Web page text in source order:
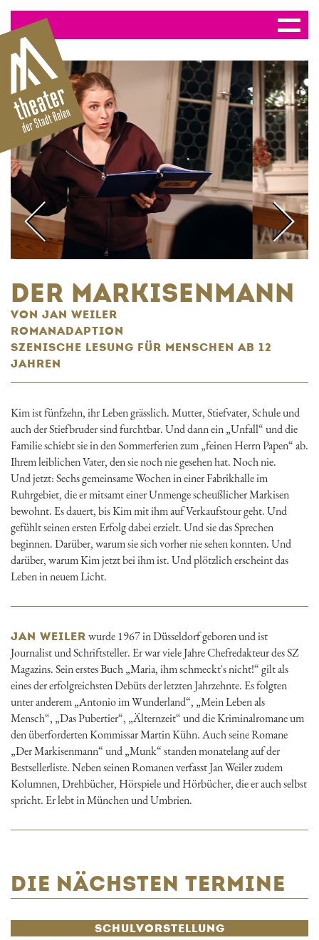
DER MARKISENMANN
VON JAN WEILER
ROMANADAPTION
SZENISCHE LESUNG FÜR MENSCHEN AB 12
JAHREN
Kim ist fünfzehn, ihr Leben grässlich. Mutter, Stiefvater, Schule und
auch der Stiefbruder sind furchtbar. Und dann ein „Unfall“ und die
Familie schiebt sie in den Sommerferien zum „feinen Herrn Papen“ ab.
Ihrem leiblichen Vater, den sie noch nie gesehen hat. Noch nie.
Und jetzt: Sechs gemeinsame Wochen in einer Fabrikhalle im
Ruhrgebiet, die er mitsamt einer Unmenge scheußlicher Markisen
bewohnt. Es dauert, bis Kim mit ihm auf Verkaufstour geht. Und
gefühlt seinen ersten Erfolg dabei erzielt. Und sie das Sprechen
beginnen. Darüber, warum sie sich vorher nie sehen konnten. Und
darüber, warum Kim jetzt bei ihm ist. Und plötzlich erscheint das
Leben in neuem Licht.
JAN WEILER wurde 1967 in Düsseldorf geboren und ist
Journalist und Schriftsteller. Er war viele Jahre Chefredakteur des SZ
Magazins. Sein erstes Buch „Maria, ihm schmeckt's nicht!“ gilt als
eines der erfolgreichsten Debüts der letzten Jahrzehnte. Es folgten
unter anderem „Antonio im Wunderland“, „Mein Leben als
Mensch“, „Das Pubertier“, „Älternzeit“ und die Kriminalromane um
den überforderten Kommissar Martin Kühn. Auch seine Romane
„Der Markisenmann“ und „Munk“ standen monatelang auf der
Bestsellerliste. Neben seinen Romanen verfasst Jan Weiler zudem
Kolumnen, Drehbücher, Hörspiele und Hörbücher, die er auch selbst
spricht. Er lebt in München und Umbrien.
DIE NÄCHSTEN TERMINE
SCHUL­VORSTELLUNG